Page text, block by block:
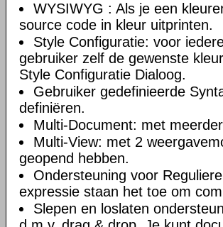
WYSIWYG : Als je een
source code in kleur uitprinten.
Style Configuratie: voor
gebruiker zelf de gewenste
Style Configuratie Dialoog.
Gebruiker gedefinieerde
definiëren.
Multi-Document: met
Multi-View: met 2
geopend hebben.
Ondersteuning voor
expressie staan het toe om
Slepen en loslaten